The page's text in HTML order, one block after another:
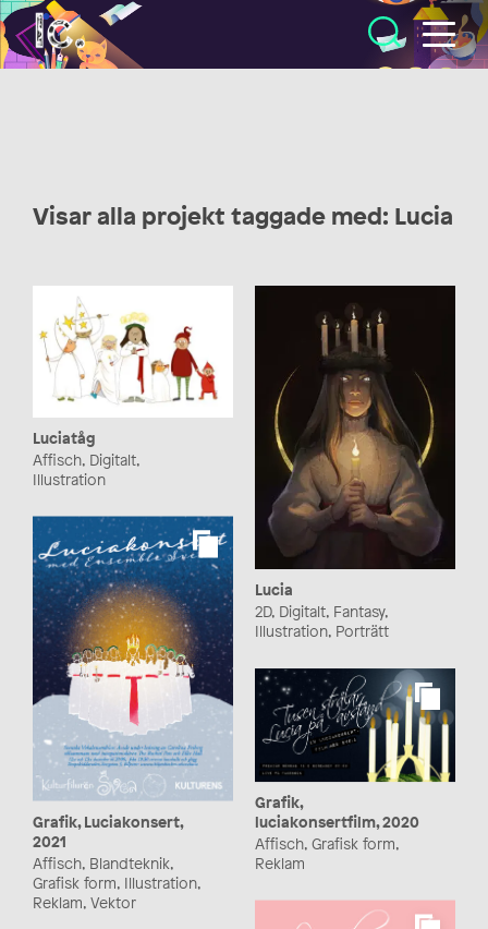
Illustratörcentrum
Visar alla projekt taggade med: Lucia
Luciatåg
Affisch, Digitalt,
Illustration
Lucia
2D, Digitalt, Fantasy,
Illustration, Porträtt
Grafik, Luciakonsert,
2021
Affisch, Blandteknik,
Grafisk form, Illustration,
Reklam, Vektor
Grafik,
luciakonsertfilm, 2020
Affisch, Grafisk form,
Reklam